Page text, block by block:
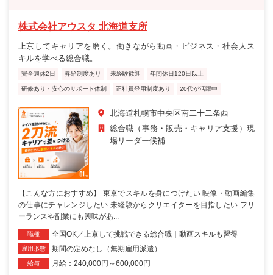
株式会社アウスタ 北海道支所
上京してキャリアを磨く。働きながら動画・ビジネス・社会人ス
キルを学べる総合職。
完全週休2日 昇給制度あり 未経験歓迎 年間休日120日以上
研修あり・安心のサポート体制 正社員登用制度あり 20代が活躍中
北海道札幌市中央区南二十二条西
総合職（事務・販売・キャリア支援）現
場リーダー候補
【こんな方におすすめ】 東京でスキルを身につけたい 映像・動画編集
の仕事にチャレンジしたい 未経験からクリエイターを目指したい フリ
ーランスや副業にも興味があ...
職種 全国OK／上京して挑戦できる総合職｜動画スキルも習得
雇用形態 期間の定めなし（無期雇用派遣）
給与 月給：240,000円～600,000円